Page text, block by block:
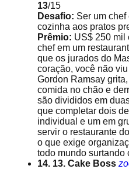
13/15
Desafio: Ser um
cozinha aos pratos
Prêmio: US$ 250 mil
chef em um
que os jurados do
coração, você não
Gordon Ramsay
comida no chão e
são divididos em
que completar dois
individual e um em
servir o restaurante
o que exige
todo mundo surtando
14. 13. Cake Boss